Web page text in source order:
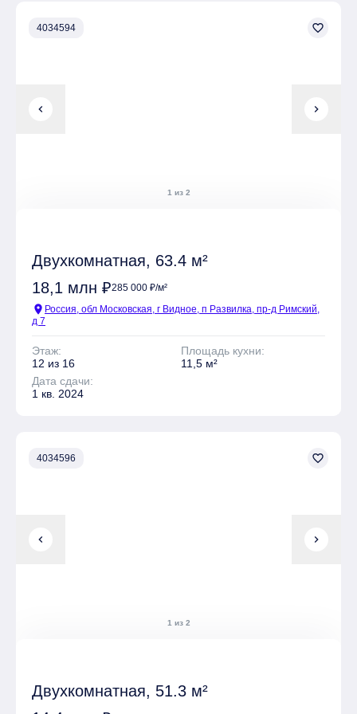
chevron_left chevron_right
1 из 2
4034594 favorite_border
Двухкомнатная, 63.4 м²
18,1 млн ₽285 000 ₽/м²
location_on Россия, обл Московская, г Видное, п Развилка, пр-д Римский,
д 7
Этаж:
12 из 16
Площадь кухни:
11,5 м²
Дата сдачи:
1 кв. 2024
chevron_left chevron_right
1 из 2
4034596 favorite_border
Двухкомнатная, 51.3 м²